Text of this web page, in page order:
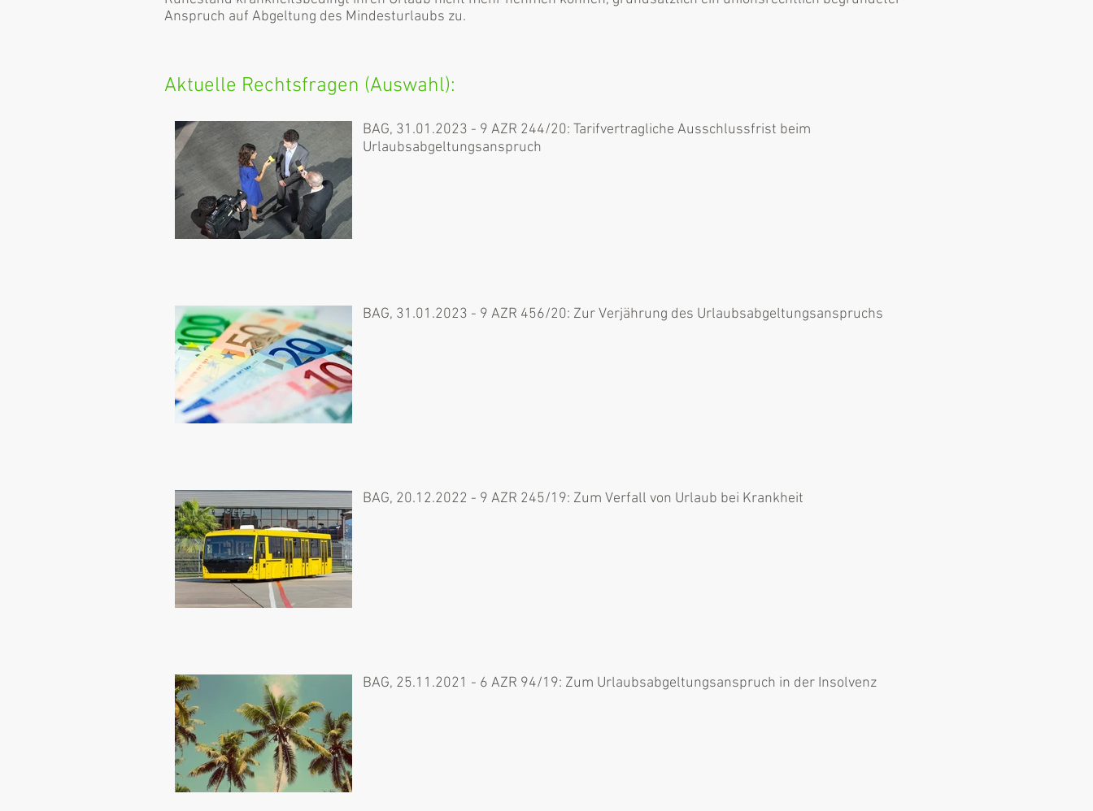
Anspruch auf Abgeltung des Mindesturlaubs zu.
Aktuelle Rechtsfragen (Auswahl):
BAG, 31.01.2023 - 9 AZR 244/20: Tarifvertragliche Ausschlussfrist beim
Urlaubsabgeltungsanspruch
BAG, 31.01.2023 - 9 AZR 456/20: Zur Verjährung des Urlaubsabgeltungsanspruchs
BAG, 20.12.2022 - 9 AZR 245/19: Zum Verfall von Urlaub bei Krankheit
BAG, 25.11.2021 - 6 AZR 94/19: Zum Urlaubsabgeltungsanspruch in der Insolvenz